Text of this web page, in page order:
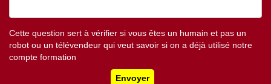
Cette question sert à vérifier si vous êtes un humain et pas un
robot ou un télévendeur qui veut savoir si on a déjà utilisé notre
compte formation
Envoyer